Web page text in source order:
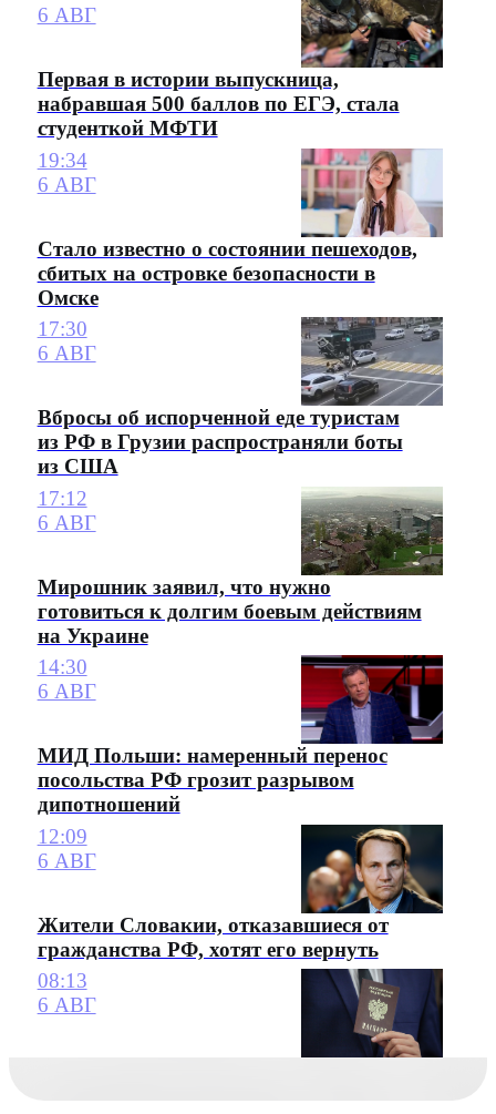
6 АВГ
Первая в истории выпускница,
набравшая 500 баллов по ЕГЭ, стала
студенткой МФТИ
19:34
6 АВГ
Стало известно о состоянии пешеходов,
сбитых на островке безопасности в
Омске
17:30
6 АВГ
Вбросы об испорченной еде туристам
из РФ в Грузии распространяли боты
из США
17:12
6 АВГ
Мирошник заявил, что нужно
готовиться к долгим боевым действиям
на Украине
14:30
6 АВГ
МИД Польши: намеренный перенос
посольства РФ грозит разрывом
дипотношений
12:09
6 АВГ
Жители Словакии, отказавшиеся от
гражданства РФ, хотят его вернуть
08:13
6 АВГ